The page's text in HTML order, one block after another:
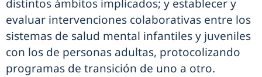
distintos ámbitos implicados; y establecer y
evaluar intervenciones colaborativas entre los
sistemas de salud mental infantiles y juveniles
con los de personas adultas, protocolizando
programas de transición de uno a otro.